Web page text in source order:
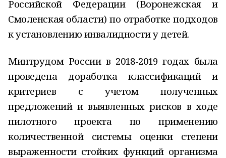
Российской Федерации (Воронежская и
Смоленская области) по отработке подходов
к установлению инвалидности у детей.
Минтрудом России в 2018-2019 годах была
проведена доработка классификаций и
критериев с учетом полученных
предложений и выявленных рисков в ходе
пилотного проекта по применению
количественной системы оценки степени
выраженности стойких функций организма